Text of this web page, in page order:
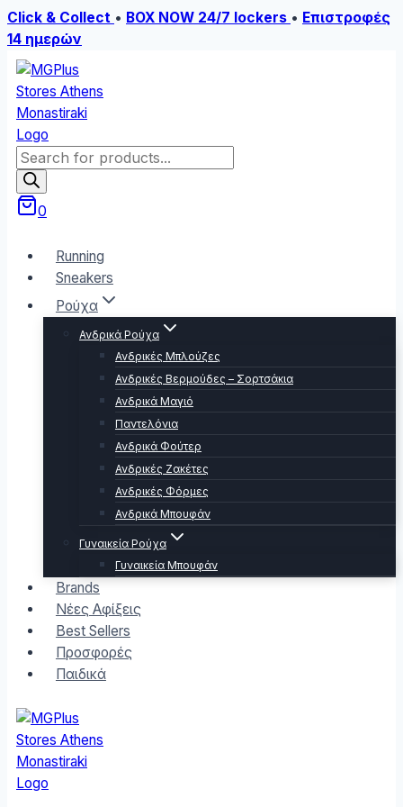
Click & Collect • BOX NOW 24/7 lockers • Επιστροφές
14 ημερών
Skip
to
content
Products
search
0
Running
Sneakers
Ρούχα
Ανδρικά Ρούχα
Ανδρικές Μπλούζες
Ανδρικές Βερμούδες – Σορτσάκια
Ανδρικά Μαγιό
Παντελόνια
Ανδρικά Φούτερ
Ανδρικές Ζακέτες
Ανδρικές Φόρμες
Ανδρικά Μπουφάν
Γυναικεία Ρούχα
Γυναικεία Μπουφάν
Brands
Νέες Αφίξεις
Best Sellers
Προσφορές
Παιδικά